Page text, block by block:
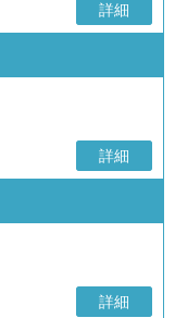
詳細
詳細
詳細